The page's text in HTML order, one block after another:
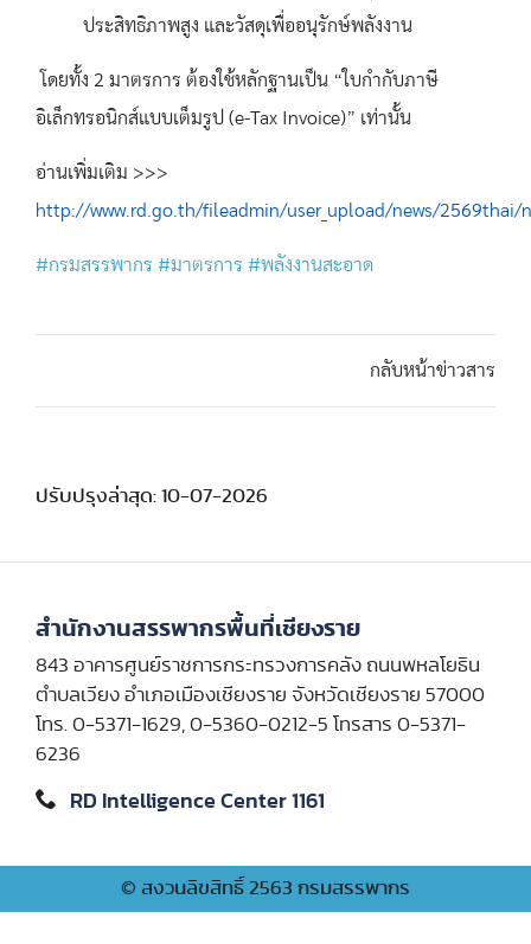
ประสิทธิภาพสูง และวัสดุเพื่ออนุรักษ์พลังงาน
โดยทั้ง 2 มาตรการ ต้องใช้หลักฐานเป็น “ใบกำกับภาษี
อิเล็กทรอนิกส์แบบเต็มรูป (e-Tax Invoice)” เท่านั้น
อ่านเพิ่มเติม >>>
http://www.rd.go.th/fileadmin/user_upload/news/2569thai/
#กรมสรรพากร #มาตรการ #พลังงานสะอาด
กลับหน้าข่าวสาร
ปรับปรุงล่าสุด: 10-07-2026
สำนักงานสรรพากรพื้นที่เชียงราย
843 อาคารศูนย์ราชการกระทรวงการคลัง ถนนพหลโยธิน
ตำบลเวียง อำเภอเมืองเชียงราย จังหวัดเชียงราย 57000
โทร. 0-5371-1629, 0-5360-0212-5 โทรสาร 0-5371-
6236
RD Intelligence Center 1161
© สงวนลิขสิทธิ์ 2563 กรมสรรพากร